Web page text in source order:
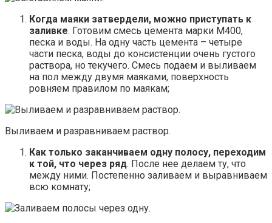
Когда маяки затвердели, можно приступать к
заливке. Готовим смесь цемента марки М400,
песка и воды. На одну часть цемента – четыре
части песка, воды до консистенции очень густого
раствора, но текучего. Смесь подаем и выливаем
на пол между двумя маяками, поверхность
ровняем правилом по маякам;
Выливаем и разравниваем раствор.
Как только заканчиваем одну полосу, переходим
к той, что через ряд. После нее делаем ту, что
между ними. Постепенно заливаем и выравниваем
всю комнату;